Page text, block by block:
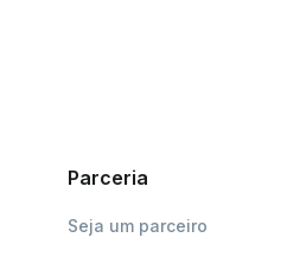
Parceria
Seja um parceiro